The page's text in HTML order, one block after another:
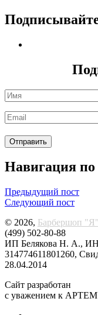
Навигация по
Предыдущий пост
Следующий пост
© 2026, Барбершоп "Я"
(499) 502-80-88
ИП Белякова Н. А.,
314774611801260,
28.04.2014
Сайт разработан
с уважением к